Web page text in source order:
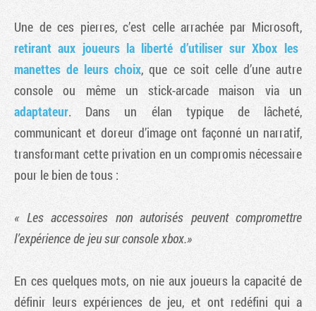
Une de ces pierres, c’est celle arrachée par Microsoft,
retirant aux joueurs la liberté d’utiliser sur Xbox les
manettes de leurs choix, que ce soit celle d’une autre
console ou même un stick-arcade maison via un
adaptateur. Dans un élan typique de lâcheté,
communicant et doreur d’image ont façonné un narratif,
transformant cette privation en un compromis nécessaire
pour le bien de tous :
« Les accessoires non autorisés peuvent compromettre
l’expérience de jeu sur console xbox.»
En ces quelques mots, on nie aux joueurs la capacité de
définir leurs expériences de jeu, et ont redéfini qui a